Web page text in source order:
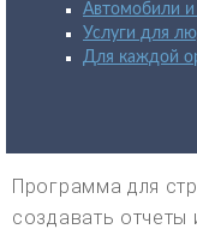
Автомобили и
Услуги для
Для каждой
Программа для
создавать отчеты